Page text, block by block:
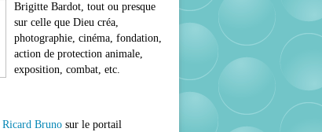
Brigitte Bardot, tout ou presque
sur celle que Dieu créa,
photographie, cinéma, fondation,
action de protection animale,
exposition, combat, etc.
Ricard Bruno sur le portail